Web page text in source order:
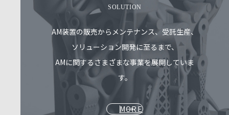
SOLUTION
AM装置の販売からメンテナンス、受託生産、
ソリューション開発に至るまで、
AMに関するさまざまな事業を展開していま
す。
MORE